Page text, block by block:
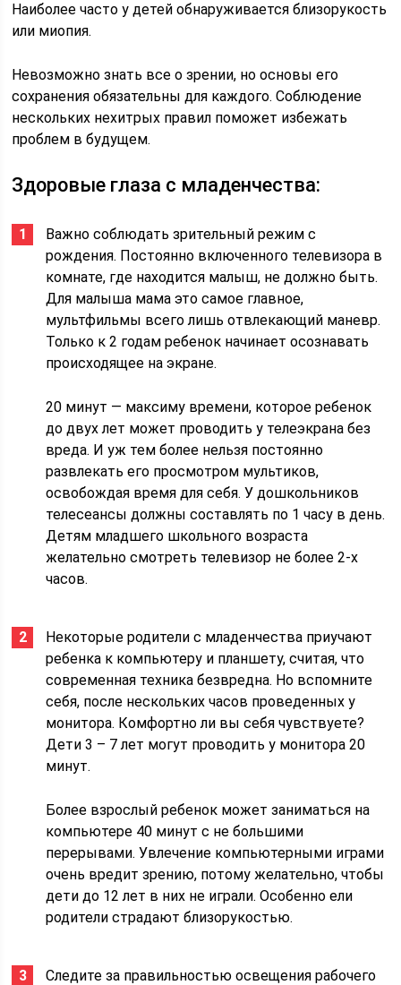
Наиболее часто у детей обнаруживается близорукость
или миопия.
Невозможно знать все о зрении, но основы его
сохранения обязательны для каждого. Соблюдение
нескольких нехитрых правил поможет избежать
проблем в будущем.
Здоровые глаза с младенчества:
Важно соблюдать зрительный режим с
рождения. Постоянно включенного телевизора в
комнате, где находится малыш, не должно быть.
Для малыша мама это самое главное,
мультфильмы всего лишь отвлекающий маневр.
Только к 2 годам ребенок начинает осознавать
происходящее на экране.
20 минут — максиму времени, которое ребенок
до двух лет может проводить у телеэкрана без
вреда. И уж тем более нельзя постоянно
развлекать его просмотром мультиков,
освобождая время для себя. У дошкольников
телесеансы должны составлять по 1 часу в день.
Детям младшего школьного возраста
желательно смотреть телевизор не более 2-х
часов.
Некоторые родители с младенчества приучают
ребенка к компьютеру и планшету, считая, что
современная техника безвредна. Но вспомните
себя, после нескольких часов проведенных у
монитора. Комфортно ли вы себя чувствуете?
Дети 3 – 7 лет могут проводить у монитора 20
минут.
Более взрослый ребенок может заниматься на
компьютере 40 минут с не большими
перерывами. Увлечение компьютерными играми
очень вредит зрению, потому желательно, чтобы
дети до 12 лет в них не играли. Особенно ели
родители страдают близорукостью.
Следите за правильностью освещения рабочего